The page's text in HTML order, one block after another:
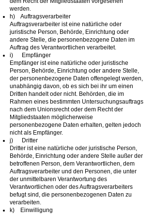
werden.
h) Auftragsverarbeiter
Auftragsverarbeiter ist eine natürliche oder
juristische Person, Behörde, Einrichtung oder
andere Stelle, die personenbezogene Daten im
Auftrag des Verantwortlichen verarbeitet.
i) Empfänger
Empfänger ist eine natürliche oder juristische
Person, Behörde, Einrichtung oder andere Stelle,
der personenbezogene Daten offengelegt werden,
unabhängig davon, ob es sich bei ihr um einen
Dritten handelt oder nicht. Behörden, die im
Rahmen eines bestimmten Untersuchungsauftrags
nach dem Unionsrecht oder dem Recht der
Mitgliedstaaten möglicherweise
personenbezogene Daten erhalten, gelten jedoch
nicht als Empfänger.
j) Dritter
Dritter ist eine natürliche oder juristische Person,
Behörde, Einrichtung oder andere Stelle außer der
betroffenen Person, dem Verantwortlichen, dem
Auftragsverarbeiter und den Personen, die unter
der unmittelbaren Verantwortung des
Verantwortlichen oder des Auftragsverarbeiters
befugt sind, die personenbezogenen Daten zu
verarbeiten.
k) Einwilligung